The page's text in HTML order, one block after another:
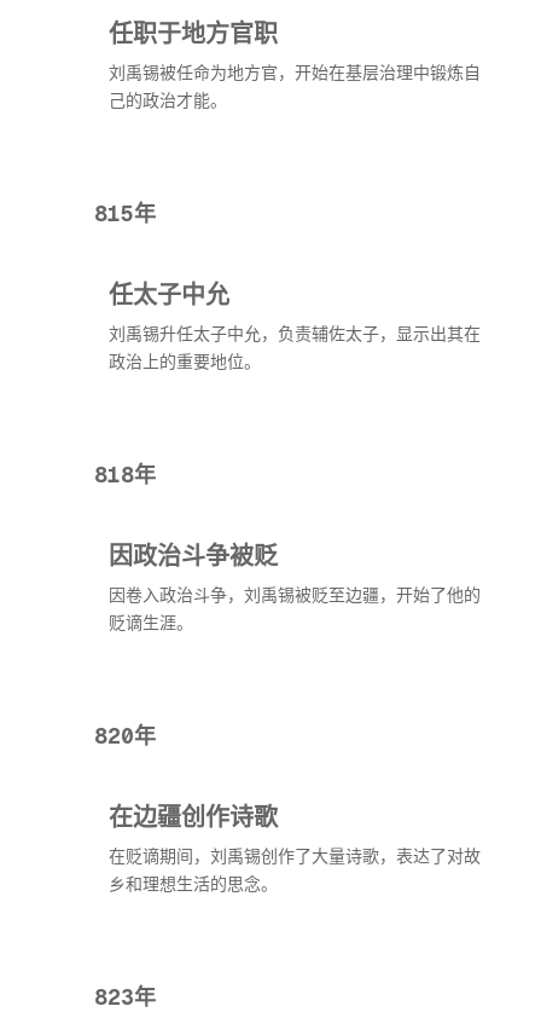
任职于地方官职
刘禹锡被任命为地方官，开始在基层治理中锻炼自
己的政治才能。
815年
任太子中允
刘禹锡升任太子中允，负责辅佐太子，显示出其在
政治上的重要地位。
818年
因政治斗争被贬
因卷入政治斗争，刘禹锡被贬至边疆，开始了他的
贬谪生涯。
820年
在边疆创作诗歌
在贬谪期间，刘禹锡创作了大量诗歌，表达了对故
乡和理想生活的思念。
823年